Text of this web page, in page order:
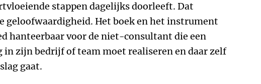
stappen dagelijks doorleeft. Dat
geloofwaardigheid. Het boek en het instrument
hanteerbaar voor de niet-consultant die een
in zijn bedrijf of team moet realiseren en daar zelf
gaat.